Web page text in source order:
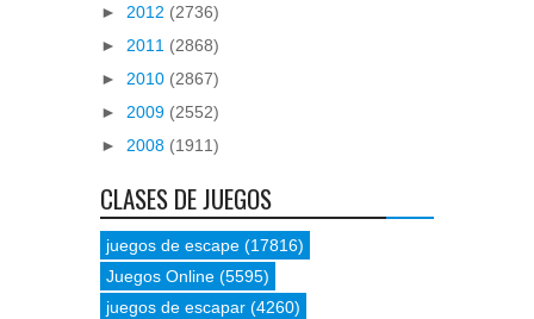
► 2012 (2736)
► 2011 (2868)
► 2010 (2867)
► 2009 (2552)
► 2008 (1911)
CLASES DE JUEGOS
juegos de escape (17816)
Juegos Online (5595)
juegos de escapar (4260)